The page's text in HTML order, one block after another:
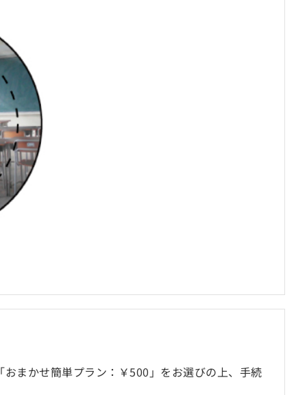
まかせ簡単プラン：￥500」をお選びの上、手続